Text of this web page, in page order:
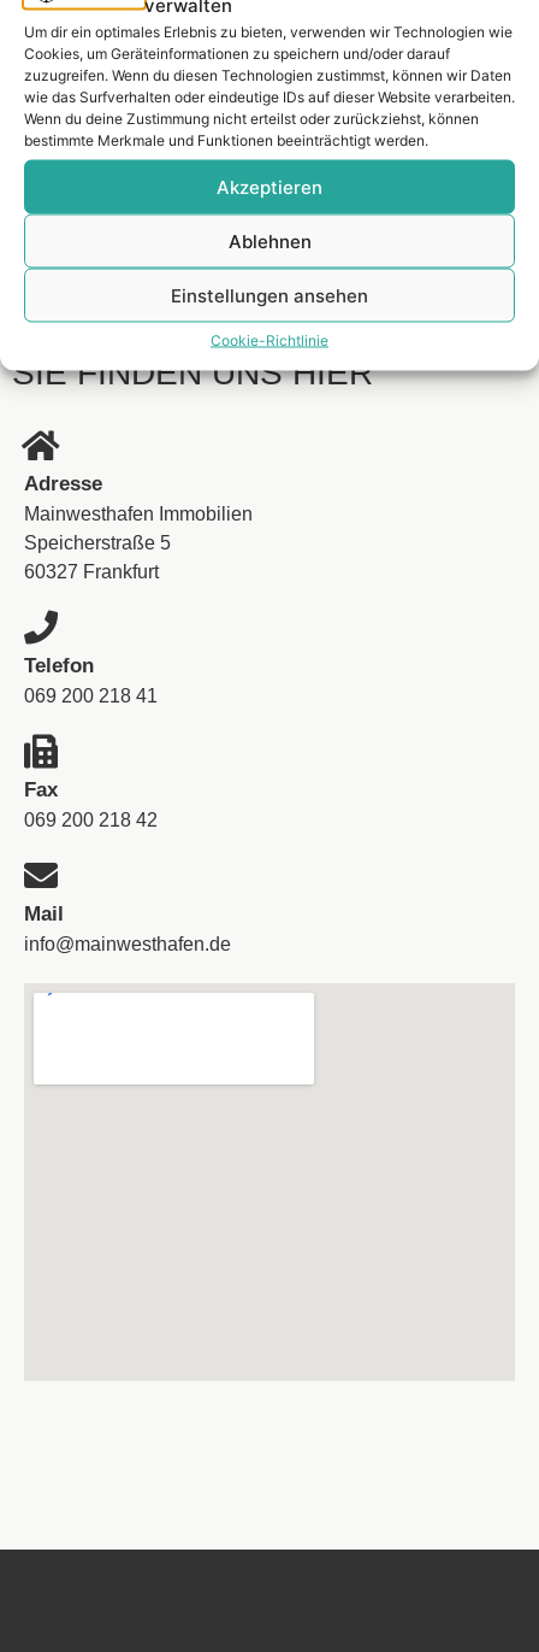
verwalten
Um dir ein optimales Erlebnis zu bieten, verwenden wir Technologien wie
Cookies, um Geräteinformationen zu speichern und/oder darauf
zuzugreifen. Wenn du diesen Technologien zustimmst, können wir Daten
wie das Surfverhalten oder eindeutige IDs auf dieser Website verarbeiten.
Wenn du deine Zustimmung nicht erteilst oder zurückziehst, können
bestimmte Merkmale und Funktionen beeinträchtigt werden.
Akzeptieren
Ablehnen
Einstellungen ansehen
Cookie-Richtlinie
SIE FINDEN UNS HIER
Adresse
Mainwesthafen Immobilien
Speicherstraße 5
60327 Frankfurt
Telefon
069 200 218 41
Fax
069 200 218 42
Mail
info@mainwesthafen.de